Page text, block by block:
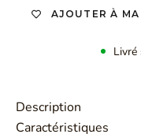
AJOUTER À
Livré
Description
Caractéristiques